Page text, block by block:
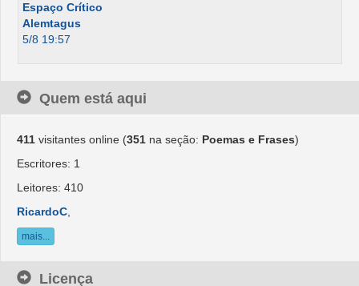
Espaço Crítico
Alemtagus
5/8 19:57
Quem está aqui
411 visitantes online (351 na seção: Poemas e Frases)
Escritores: 1
Leitores: 410
RicardoC
mais...
Licença